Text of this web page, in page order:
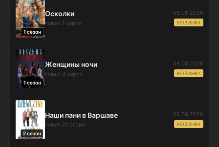
1 сезон
Осколки
Новая 1 серия
06.08.2026
НОВИНКА
1 сезон
Женщины ночи
Новая 9 серия
06.08.2026
НОВИНКА
2 сезон
Наши пани в Варшаве
Новая 21 серия
06.08.2026
НОВИНКА